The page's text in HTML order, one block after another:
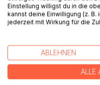
Lustspielhaus und dem
waren die Leuchttürme
AUTOR/IN
Einstellung willigst du in die
kannst deine Einwilligung (z. B.
jederzeit mit Wirkung für die
ABLEHNEN
ALLE